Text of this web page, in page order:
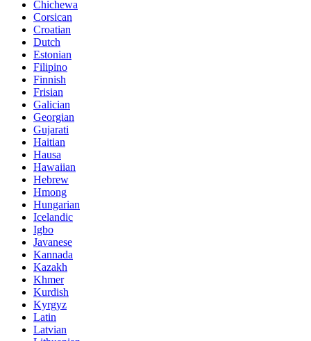
Chichewa
Corsican
Croatian
Dutch
Estonian
Filipino
Finnish
Frisian
Galician
Georgian
Gujarati
Haitian
Hausa
Hawaiian
Hebrew
Hmong
Hungarian
Icelandic
Igbo
Javanese
Kannada
Kazakh
Khmer
Kurdish
Kyrgyz
Latin
Latvian